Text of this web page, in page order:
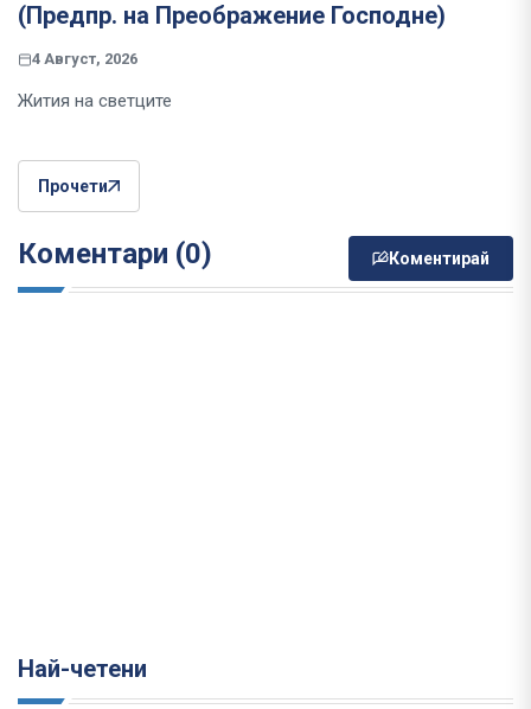
(Предпр. на Преображение Господне)
4 Август, 2026
Жития на светците
Прочети
Коментари (0) Коментирай
Най-четени